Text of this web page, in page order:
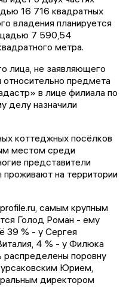
16 716 квадратных
владения планируется
7 590,54
метра.
лица, не заявляющего
относительно предмета
в лице филиала по
делу назначили
коттеджных посёлков
местом среди
представители
проживают на территории
самым крупным
Голод Роман - ему
39 % - у Сергея
4 % - у Филюка
распределены поровну
Юрием,
директором